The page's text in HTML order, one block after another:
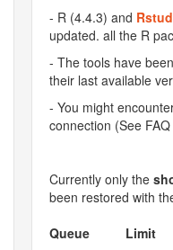
- R (4.4.3) and
updated. all the R
- The tools have
their last available
- You might
connection (See
Currently only the
been restored with
Queue
Limit